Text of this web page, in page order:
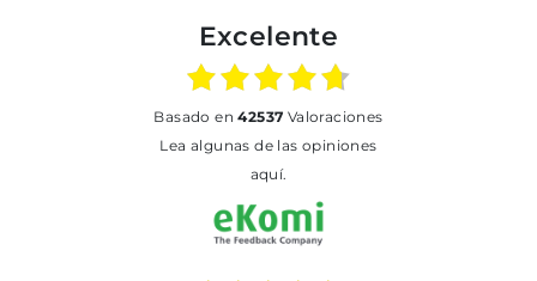
Excelente
basado en42537 Valoraciones
Lea algunas de las opiniones
aquí.